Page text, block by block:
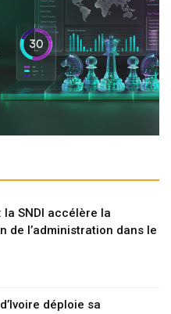
la SNDI accélère la
de l’administration dans le
déploie sa